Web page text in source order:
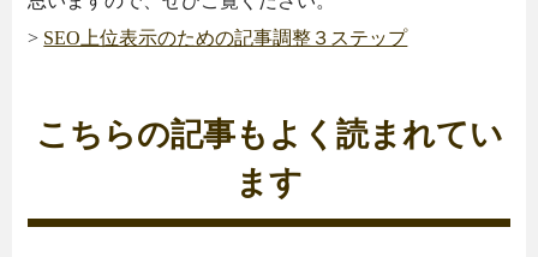
> SEO上位表示のための記事調整３ステップ
こちらの記事もよく読まれてい
ます